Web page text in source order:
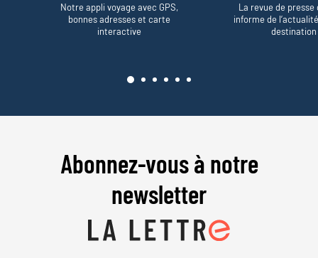
Notre appli voyage avec GPS,
bonnes adresses et carte
interactive
La revue de presse
informe de
destination
Abonnez-vous à notre
newsletter